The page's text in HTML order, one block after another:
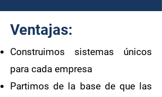
Ventajas:
Construimos sistemas únicos
para cada empresa
Partimos de la base de que las